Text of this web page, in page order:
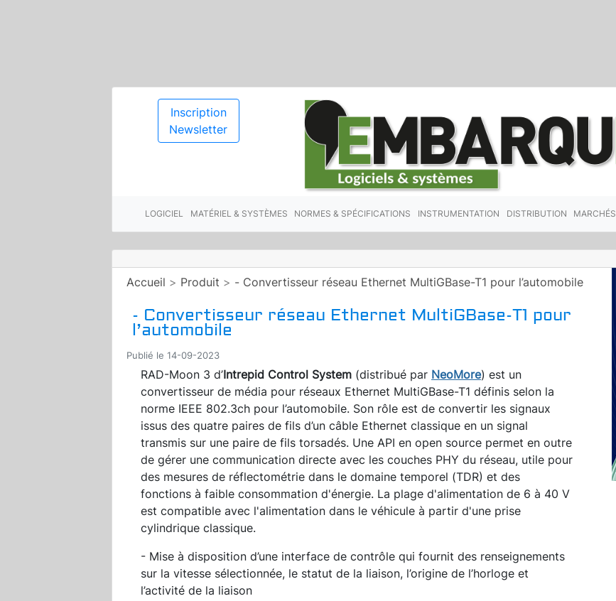
Inscription
Newsletter
LOGICIEL MATÉRIEL & SYSTÈMES NORMES & SPÉCIFICATIONS INSTRUMENTATION DISTRIBUTION MARCHÉS
Accueil > Produit > - Convertisseur réseau Ethernet MultiGBase-T1 pour l’automobile
- Convertisseur réseau Ethernet MultiGBase-T1 pour
l’automobile
Publié le 14-09-2023
RAD-Moon 3 d’Intrepid Control System (distribué par NeoMore) est un
convertisseur de média pour réseaux Ethernet MultiGBase-T1 définis selon la
norme IEEE 802.3ch pour l’automobile. Son rôle est de convertir les signaux
issus des quatre paires de fils d’un câble Ethernet classique en un signal
transmis sur une paire de fils torsadés. Une API en open source permet en outre
de gérer une communication directe avec les couches PHY du réseau, utile pour
des mesures de réflectométrie dans le domaine temporel (TDR) et des
fonctions à faible consommation d'énergie. La plage d'alimentation de 6 à 40 V
est compatible avec l'alimentation dans le véhicule à partir d'une prise
cylindrique classique.
- Mise à disposition d’une interface de contrôle qui fournit des renseignements
sur la vitesse sélectionnée, le statut de la liaison, l’origine de l’horloge et
l’activité de la liaison